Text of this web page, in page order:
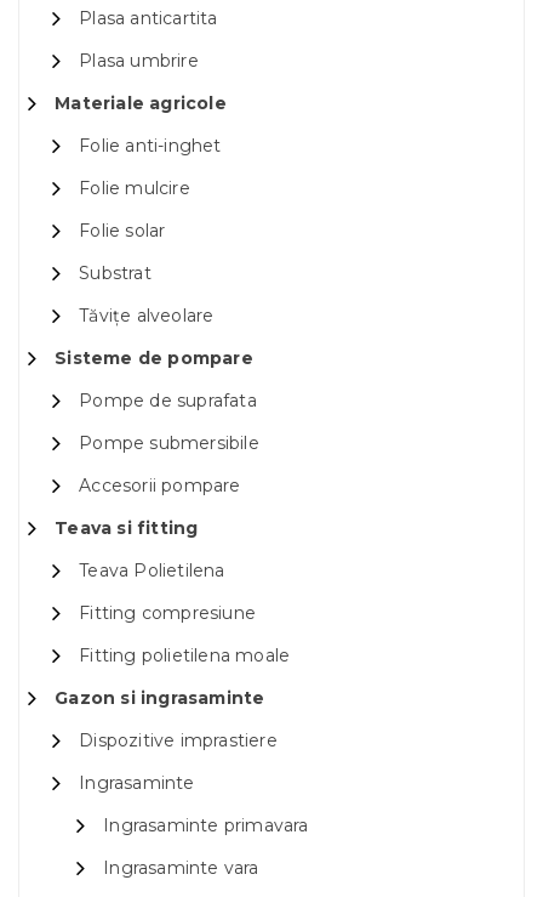
Plasa anticartita
Plasa umbrire
Materiale agricole
Folie anti-inghet
Folie mulcire
Folie solar
Substrat
Tăvițe alveolare
Sisteme de pompare
Pompe de suprafata
Pompe submersibile
Accesorii pompare
Teava si fitting
Teava Polietilena
Fitting compresiune
Fitting polietilena moale
Gazon si ingrasaminte
Dispozitive imprastiere
Ingrasaminte
Ingrasaminte primavara
Ingrasaminte vara